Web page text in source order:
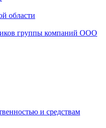
области
группы компаний ООО
и средствам